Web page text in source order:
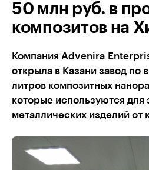
50 млн руб. в
композитов на
Компания Advenira
открыла в Казани завод по
литров композитных
которые используются для
металлических изделий от